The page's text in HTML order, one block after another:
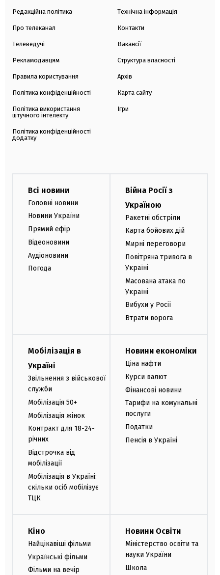
Редакційна політика
Про телеканал
Телеведучі
Рекламодавцям
Правила користування
Політика конфіденційності
Політика використання
штучного інтелекту
Політика конфіденційності
додатку
Технічна інформація
Контакти
Вакансії
Структура власності
Архів
Карта сайту
Ігри
Всі новини
Головні новини
Новини України
Прямий ефір
Відеоновини
Аудіоновини
Погода
Війна Росії з
Україною
Ракетні обстріли
Карта бойових дій
Мирні переговори
Повітряна тривога в
Україні
Масована атака по
Україні
Вибухи у Росії
Втрати ворога
Мобілізація в
Україні
Звільнення з військової
служби
Мобілізація 50+
Мобілізація жінок
Контракт для 18-24-
річних
Відстрочка від
мобілізації
Мобілізація в Україні:
скільки осіб мобілізує
ТЦК
Новини економіки
Ціна нафти
Курси валют
Фінансові новини
Тарифи на комунальні
послуги
Податки
Пенсія в Україні
Кіно
Найцікавіші фільми
Українські фільми
Фільми на вечір
Новини Освіти
Міністерство освіти та
науки України
Школа